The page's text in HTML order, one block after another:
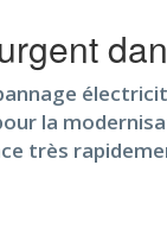
la
très